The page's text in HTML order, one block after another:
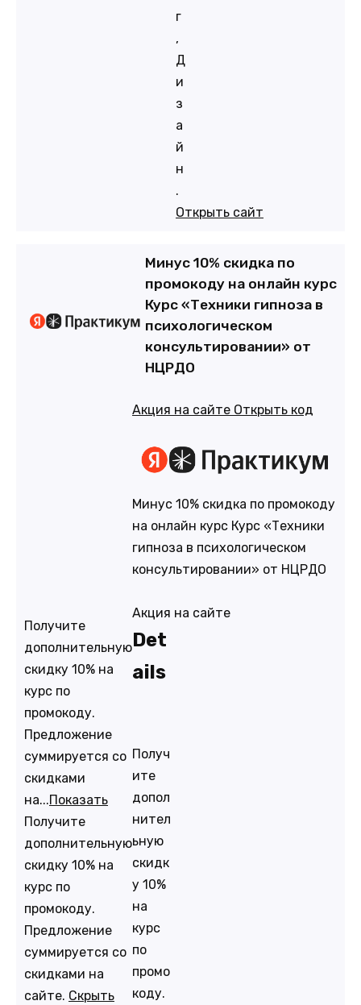
г
,
Д
и
з
а
й
н
.
Открыть сайт
Минус 10% скидка по
промокоду на онлайн курс
Курс «Техники гипноза в
психологическом
консультировании» от
НЦРДО
Получите
дополнительную
скидку 10% на
курс по
промокоду.
Предложение
суммируется со
скидками
на...Показать
Получите
дополнительную
скидку 10% на
курс по
промокоду.
Предложение
суммируется со
скидками на
сайте. Скрыть
Акция на сайте Открыть код
Минус 10% скидка по промокоду
на онлайн курс Курс «Техники
гипноза в психологическом
консультировании» от НЦРДО
Акция на сайте
Det
ails
Получ
ите
допол
нител
ьную
скидк
у 10%
на
курс
по
промо
коду.